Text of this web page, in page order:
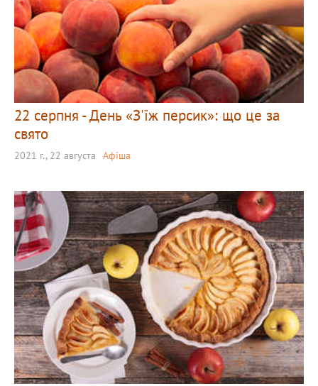
22 серпня - День «З'їж персик»: що це за
свято
2021 г., 22 августа Афіша